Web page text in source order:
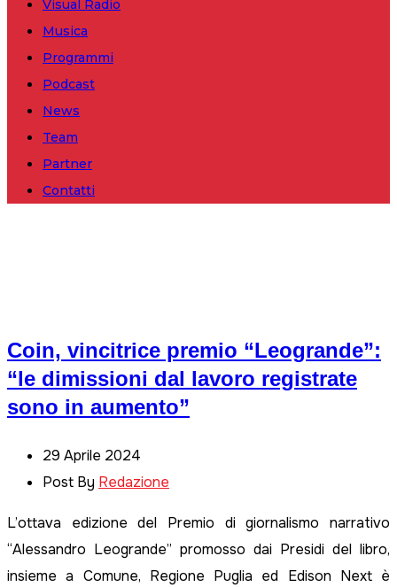
Visual Radio
Musica
Programmi
Podcast
News
Team
Partner
Contatti
Coin, vincitrice premio “Leogrande”:
“le dimissioni dal lavoro registrate
sono in aumento”
29 Aprile 2024
Post By Redazione
L’ottava edizione del Premio di giornalismo narrativo
“Alessandro Leogrande” promosso dai Presidi del libro,
insieme a Comune, Regione Puglia ed Edison Next è